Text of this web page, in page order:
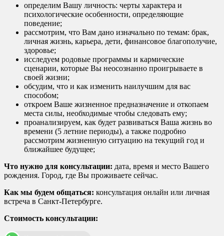
определим Вашу личность: черты характера и
психологические особенности, определяющие
поведение;
рассмотрим, что Вам дано изначально по темам: брак,
личная жизнь, карьера, дети, финансовое благополучие,
здоровье;
исследуем родовые программы и кармические
сценарии, которые Вы неосознанно проигрываете в
своей жизни;
обсудим, что и как изменить наилучшим для вас
способом;
откроем Ваше жизненное предназначение и откопаем
места силы, необходимые чтобы следовать ему;
проанализируем, как будет развиваться Ваша жизнь во
времени (5 летние периоды), а также подробно
рассмотрим жизненную ситуацию на текущий год и
ближайшее будущее;
Что нужно для консультации: дата, время и место Вашего
рождения. Город, где Вы проживаете сейчас.
Как мы будем общаться: консультация онлайн или личная
встреча в Санкт-Петербурге.
Стоимость консультации: